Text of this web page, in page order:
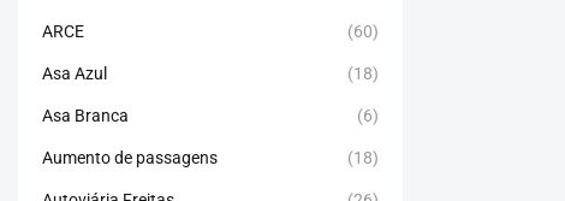
ARCE (60)
Asa Azul (18)
Asa Branca (6)
Aumento de passagens (18)